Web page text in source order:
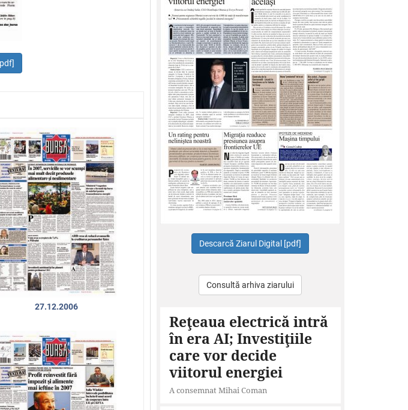
27.12.2006
Consultă arhiva ziarului
Reţeaua electrică intră
în era AI; Investiţiile
care vor decide
viitorul energiei
A consemnat Mihai Coman